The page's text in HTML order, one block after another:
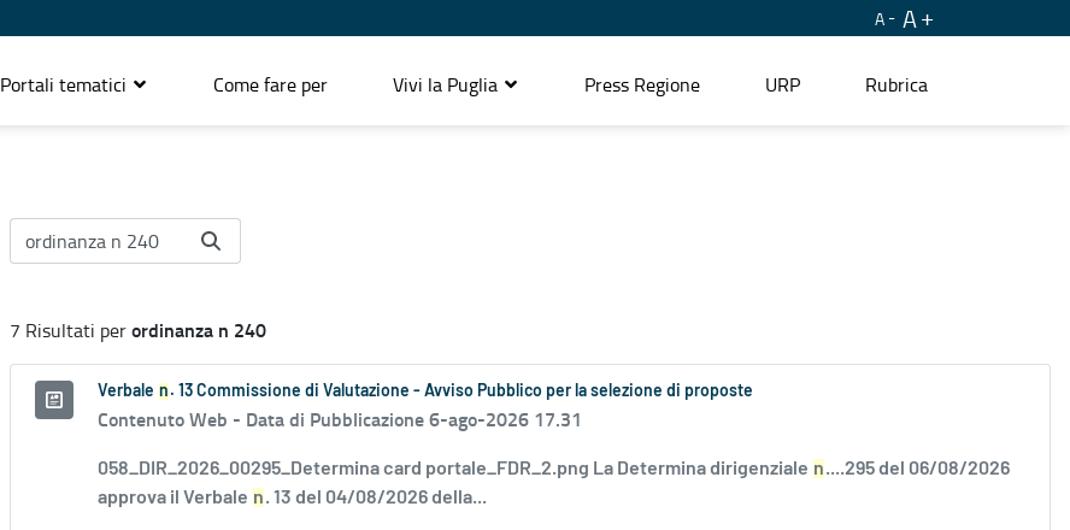
A A
Portali tematici Come fare per Vivi la Puglia Press Regione URP Rubrica
7 Risultati perordinanza n 240
Verbale n . 13 Commissione di Valutazione - Avviso Pubblico per la selezione di proposte
Contenuto Web - Data di Pubblicazione 6-ago-2026 17.31
058_DIR_2026_00295_Determina card portale_FDR_2.png La Determina dirigenziale n....295 del 06/08/2026
approva il Verbale n. 13 del 04/08/2026 della...